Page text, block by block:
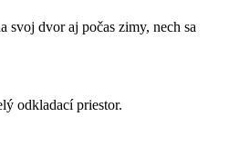
dvor aj počas zimy, nech sa
odkladací priestor.